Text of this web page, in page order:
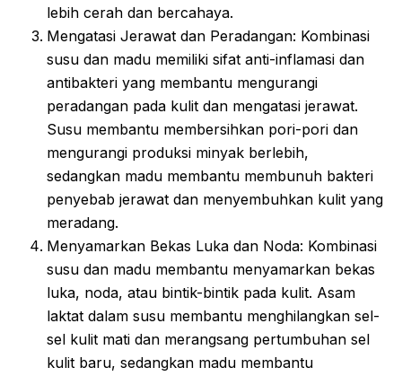
lebih cerah dan bercahaya.
Mengatasi Jerawat dan Peradangan: Kombinasi
susu dan madu memiliki sifat anti-inflamasi dan
antibakteri yang membantu mengurangi
peradangan pada kulit dan mengatasi jerawat.
Susu membantu membersihkan pori-pori dan
mengurangi produksi minyak berlebih,
sedangkan madu membantu membunuh bakteri
penyebab jerawat dan menyembuhkan kulit yang
meradang.
Menyamarkan Bekas Luka dan Noda: Kombinasi
susu dan madu membantu menyamarkan bekas
luka, noda, atau bintik-bintik pada kulit. Asam
laktat dalam susu membantu menghilangkan sel-
sel kulit mati dan merangsang pertumbuhan sel
kulit baru, sedangkan madu membantu